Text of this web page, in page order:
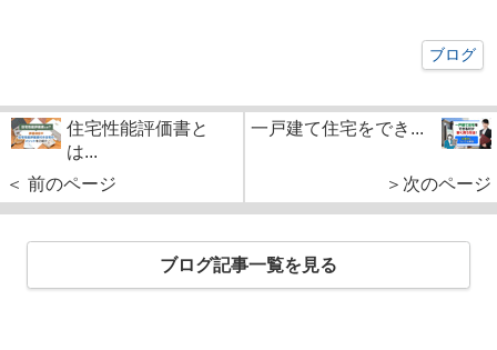
ブログ
住宅性能評価書と
は...
＜ 前のページ
一戸建て住宅をでき...
＞次のページ
ブログ記事一覧を見る